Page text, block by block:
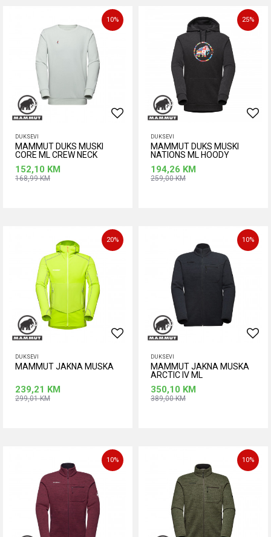
10%
DUKSEVI
MAMMUT DUKS MUSKI
CORE ML CREW NECK
152,10 KM
168,99KM
25%
DUKSEVI
MAMMUT DUKS MUSKI
NATIONS ML HOODY
194,26 KM
259,00KM
20%
DUKSEVI
MAMMUT JAKNA MUSKA
239,21 KM
299,01KM
10%
DUKSEVI
MAMMUT JAKNA MUSKA
ARCTIC IV ML
350,10 KM
389,00KM
10% 10%